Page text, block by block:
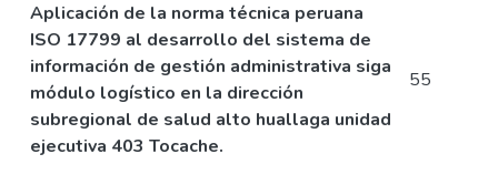
Aplicación de la norma técnica peruana
ISO 17799 al desarrollo del sistema de
información de gestión administrativa siga
módulo logístico en la dirección
subregional de salud alto huallaga unidad
ejecutiva 403 Tocache.
55